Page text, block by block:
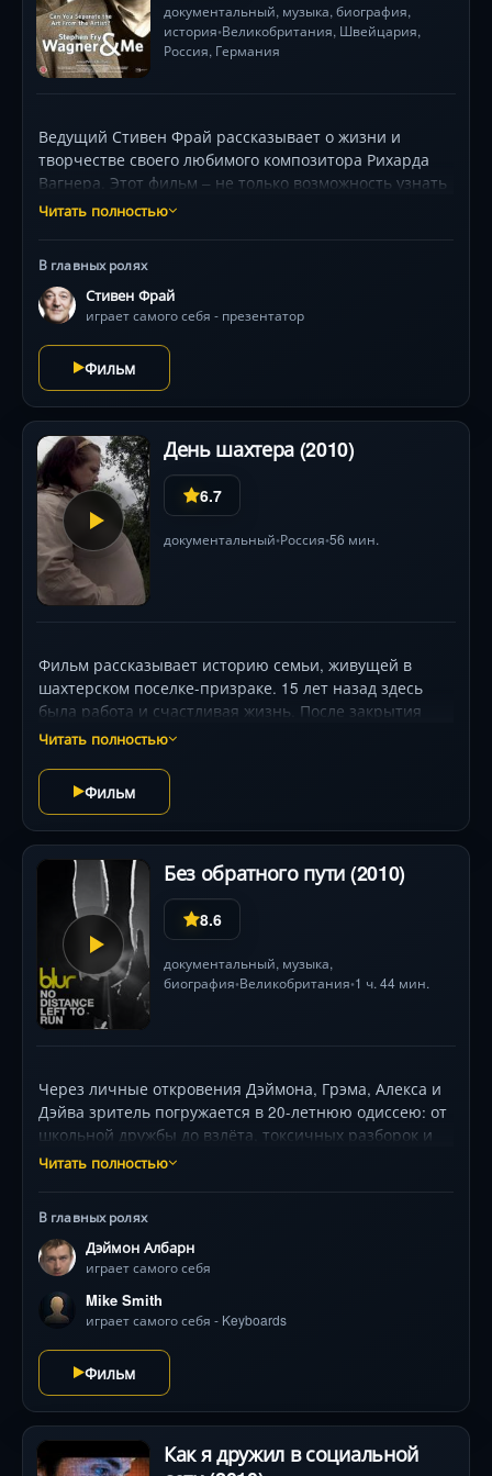
документальный, музыка,биография,
история•Великобритания, Швейцария,
Россия, Германия
Ведущий Стивен Фрай рассказывает о жизни и
творчестве своего любимого композитора Рихарда
Вагнера. Этот фильм – не только возможность узнать
о гениальном творце 19 века, понаблюдать за
разобраться, почему же Вагнер считается одним из
самых спорных композиторов за всю историю
музыки, это попытка ответить на вопрос – можно ли
любить Вагнера, зная правду о его жизни и о том,
какое влияние на всю мировую историю оказали его
музыка и его мировоззрение.
Читать полностью
В главных ролях
Стивен Фрай
играет самого себя - презентатор
Фильм
День шахтера (2010)
6.7
документальный•Россия•56 мин.
Фильм рассказывает историю семьи, живущей в
шахтерском поселке-призраке. 15 лет назад здесь
была работа и счастливая жизнь. После закрытия
шахты, остались только старые бараки, горы
потерявшие смысл в жизни. Возможно ли выжить в
таких условиях и не опуститься еще ниже, когда
стираются все нравственные границы?
Читать полностью
Фильм
Без обратного пути (2010)
8.6
документальный, музыка,
биография•Великобритания•1 ч. 44 мин.
Через личные откровения Дэймона, Грэма, Алекса и
Дэйва зритель погружается в 20-летнюю одиссею: от
школьной дружбы до взлёта, токсичных разборок и
творческого выгорания. Режиссёры виртуозно
вот Коксон признаётся в ненависти к славе, вот
басист Джеймс иронизирует над «кокаиновыми
годами». Без пафоса и прикрас показаны ключевые
точки: война с Oasis, уход гитариста, реабилитация.
Фильм-катарсис, где финальные аккорды «Tender»
Читать полностью
В главных ролях
Дэймон Албарн
играет самого себя
Mike Smith
играет самого себя - Keyboards
Фильм
Как я дружил в социальной